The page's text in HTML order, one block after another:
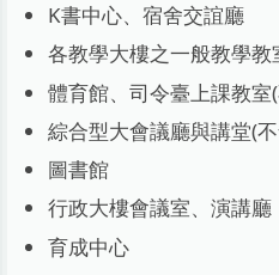
K書中心、宿舍交誼廳
各教學大樓之一般教學教
體育館、司令臺上課教室
綜合型大會議廳與講堂(
圖書館
行政大樓會議室、演講廳
育成中心